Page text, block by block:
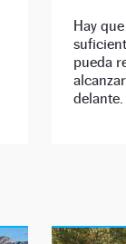
Hay
pueda
delante.